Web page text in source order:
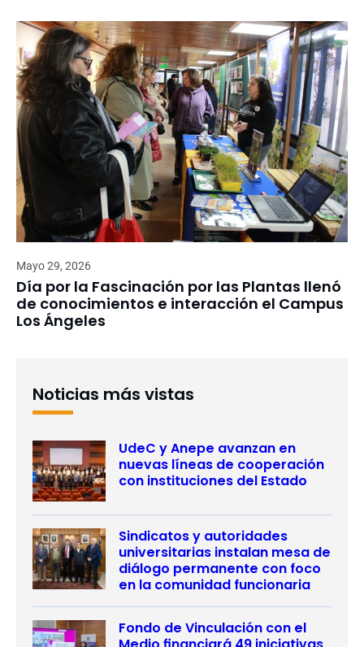
Mayo 29, 2026
Día por la Fascinación por las Plantas llenó
de conocimientos e interacción el Campus
Los Ángeles
Noticias más vistas
UdeC y Anepe avanzan en
nuevas líneas de cooperación
con instituciones del Estado
Sindicatos y autoridades
universitarias instalan mesa de
diálogo permanente con foco
en la comunidad funcionaria
Fondo de Vinculación con el